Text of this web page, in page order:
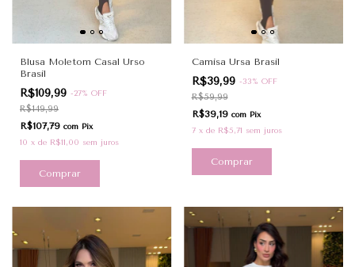
Blusa Moletom Casal Urso
Brasil
R$109,99 -27% OFF
R$149,99
R$107,79 com Pix
10 x de R$11,00 sem juros
Comprar
Camisa Ursa Brasil
R$39,99 -33% OFF
R$59,99
R$39,19 com Pix
7 x de R$5,71 sem juros
Comprar